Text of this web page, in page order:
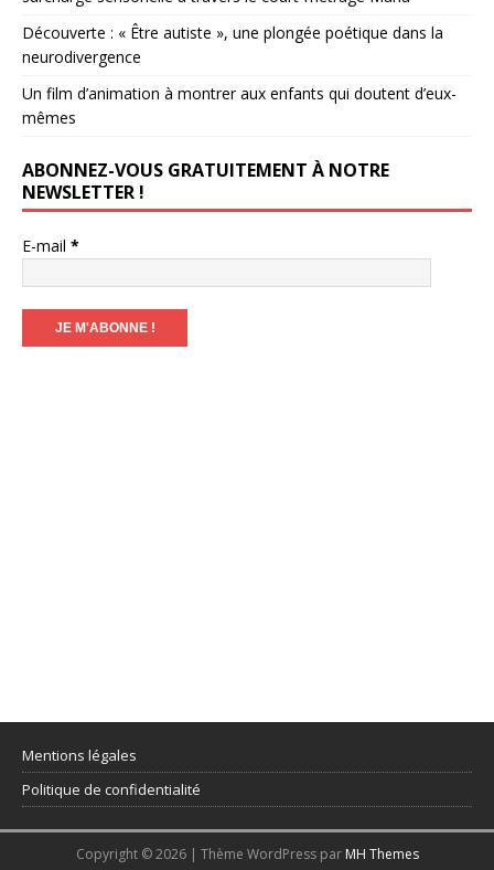
Découverte : « Être autiste », une plongée poétique dans la
neurodivergence
Un film d’animation à montrer aux enfants qui doutent d’eux-
mêmes
ABONNEZ-VOUS GRATUITEMENT À NOTRE
NEWSLETTER !
E-mail *
Mentions légales
Politique de confidentialité
Copyright © 2026 | Thème WordPress par MH Themes